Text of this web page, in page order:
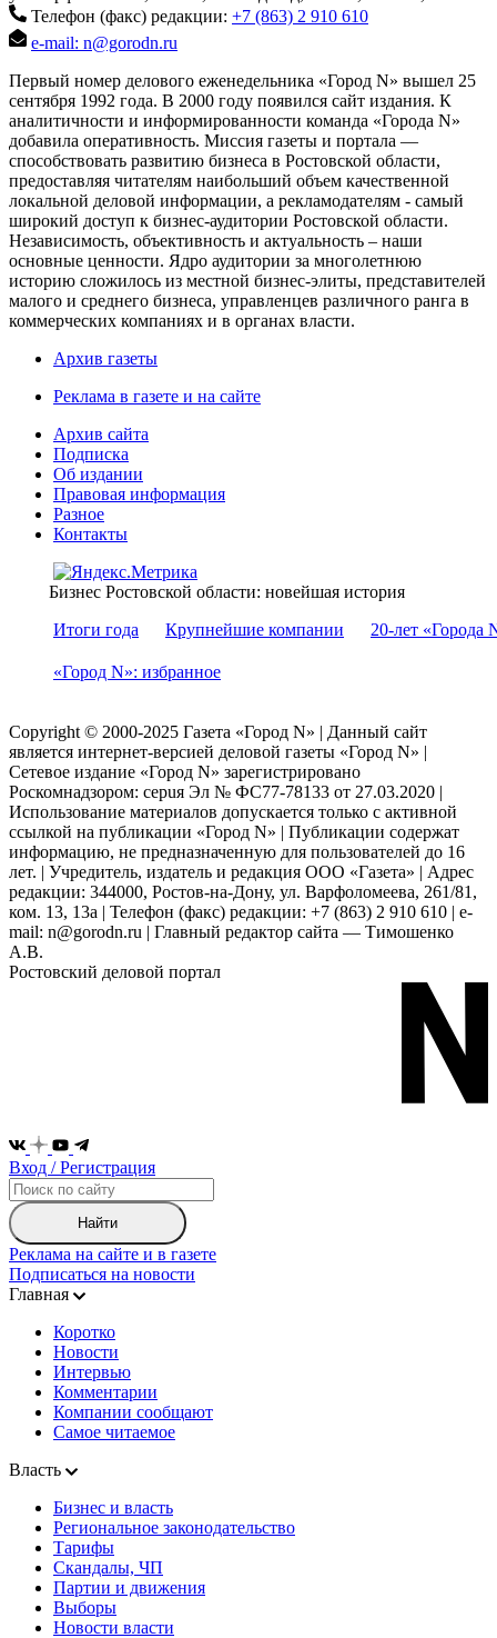
Телефон (факс) редакции: +7 (863) 2 910 610
e-mail: n@gorodn.ru
Первый номер делового еженедельника «Город N» вышел 25
сентября 1992 года. В 2000 году появился сайт издания. К
аналитичности и информированности команда «Города N»
добавила оперативность. Миссия газеты и портала —
способствовать развитию бизнеса в Ростовской области,
предоставляя читателям наибольший объем качественной
локальной деловой информации, а рекламодателям - самый
широкий доступ к бизнес-аудитории Ростовской области.
Независимость, объективность и актуальность – наши
основные ценности. Ядро аудитории за многолетнюю
историю сложилось из местной бизнес-элиты, представителей
малого и среднего бизнеса, управленцев различного ранга в
коммерческих компаниях и в органах власти.
Архив газеты
Реклама в газете и на сайте
Архив сайта
Подписка
Об издании
Правовая информация
Разное
Контакты
Бизнес Ростовской области: новейшая история
Итоги года
Крупнейшие компании 20-лет «Города
«Город N»: избранное
Copyright © 2000-2025 Газета «Город N» | Данный сайт
является интернет-версией деловой газеты «Город N» |
Сетевое издание «Город N» зарегистрировано
Роскомнадзором: серuя Эл № ФС77-78133 от 27.03.2020 |
Использование материалов допускается только с активной
ссылкой на публикации «Город N» | Публикации содержат
информацию, не предназначенную для пользователей до 16
лет. | Учредитель, издатель и редакция ООО «Газета» | Адрес
редакции: 344000, Ростов-на-Дону, ул. Варфоломеева, 261/81,
ком. 13, 13а | Телефон (факс) редакции: +7 (863) 2 910 610 | e-
mail: n@gorodn.ru | Главный редактор сайта — Тимошенко
А.В.
Ростовский деловой портал
Вход / Регистрация
Найти
Реклама на сайте и в газете
Подписаться на новости
Главная
Коротко
Новости
Интервью
Комментарии
Компании сообщают
Самое читаемое
Власть
Бизнес и власть
Региональное законодательство
Тарифы
Скандалы, ЧП
Партии и движения
Выборы
Новости власти